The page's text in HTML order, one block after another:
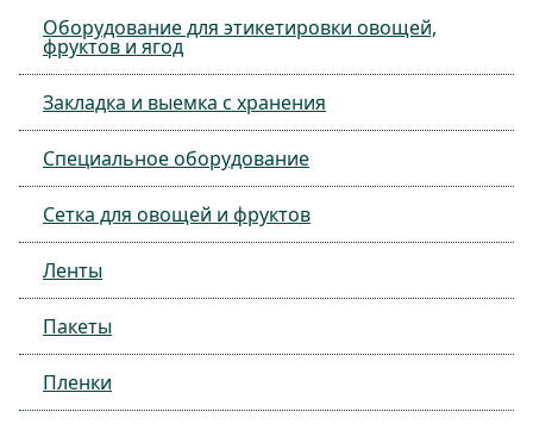
Оборудование для этикетировки овощей,
фруктов и ягод
Закладка и выемка с хранения
Специальное оборудование
Сетка для овощей и фруктов
Ленты
Пакеты
Пленки